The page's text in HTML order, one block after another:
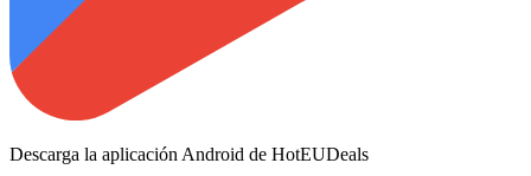
Descarga la aplicación Android de HotEUDeals